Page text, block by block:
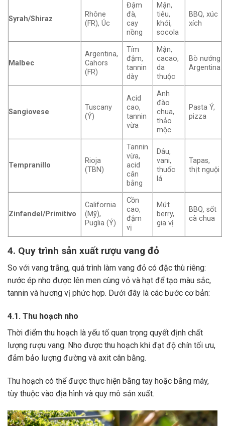
Syrah/Shiraz
Rhône
(FR), Úc
Đậm
đà,
cay
nồng
Mận,
tiêu,
khói,
socola
BBQ, xúc
xích
Malbec
Argentina,
Cahors
(FR)
Tím
đậm,
tannin
dày
Mận,
cacao,
da
thuộc
Bò nướng
Argentina
Sangiovese
Tuscany
(Ý)
Acid
cao,
tannin
vừa
Anh
đào
chua,
thảo
mộc
Pasta Ý,
pizza
Tempranillo
Rioja
(TBN)
Tannin
vừa,
acid
cân
bằng
Dâu,
vani,
thuốc
lá
Tapas,
thịt nguội
Zinfandel/Primitivo
California
(Mỹ),
Puglia (Ý)
Cồn
cao,
đậm
vị
Mứt
berry,
gia vị
BBQ, sốt
cà chua
4. Quy trình sản xuất rượu vang đỏ
So với vang trắng, quá trình làm vang đỏ có đặc thù riêng:
nước ép nho được lên men cùng vỏ và hạt để tạo màu sắc,
tannin và hương vị phức hợp. Dưới đây là các bước cơ bản:
4.1. Thu hoạch nho
Thời điểm thu hoạch là yếu tố quan trọng quyết định chất
lượng rượu vang. Nho được thu hoạch khi đạt độ chín tối ưu,
đảm bảo lượng đường và axit cân bằng.
Thu hoạch có thể được thực hiện bằng tay hoặc bằng máy,
tùy thuộc vào địa hình và quy mô sản xuất.